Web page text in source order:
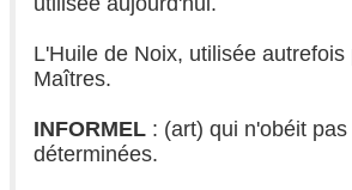
L'Huile de Noix, utilisée
Maîtres.
INFORMEL : (art) qui n'obéit
déterminées.